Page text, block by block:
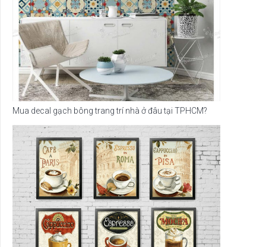
Mua decal gạch bông trang trí nhà ở đâu tại TPHCM?